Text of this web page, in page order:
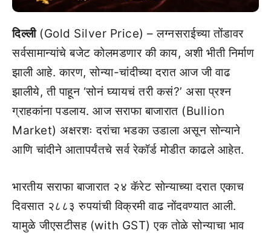
दिल्ली(Gold Silver Price) – लग्नसराईच्या तोंडावर
सर्वसामान्यांचे बजेट कोलमडणार की काय, अशी भीती निर्माण
झाली आहे. कारण, सोन्या-चांदीच्या दरात आज जी वाढ
झालीये, ती पाहून ‘सोनं घ्यायचं तरी कसं?’ असा प्रश्न
ग्राहकांना पडलाय. आज सराफा बाजारात (Bullion
Market) अक्षरशः दरांचा भडका उडाला असून सोन्याने
आणि चांदीने आतापर्यंतचे सर्व रेकॉर्ड मोडीत काढले आहेत.
भारतीय सराफा बाजारात २४ कॅरेट सोन्याच्या दरात एकाच
दिवसात २८८३ रुपयांची विक्रमी वाढ नोंदवण्यात आली.
यामुळे जीएसटीसह (with GST) एक तोळे सोन्याचा भाव